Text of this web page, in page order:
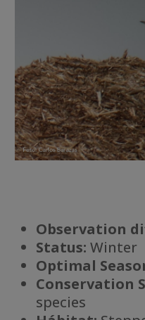
Observation
Status: Winter
Optimal
Conservation
species